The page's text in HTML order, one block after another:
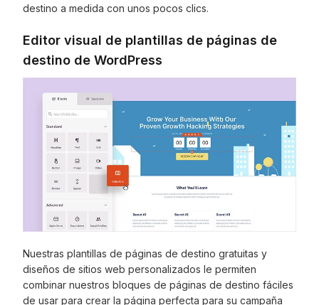
destino a medida con unos pocos clics.
Editor visual de plantillas de páginas de
destino de WordPress
Nuestras plantillas de páginas de destino gratuitas y
diseños de sitios web personalizados le permiten
combinar nuestros bloques de páginas de destino fáciles
de usar para crear la página perfecta para su campaña